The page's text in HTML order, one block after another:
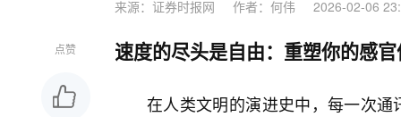
来源：证券时报网 作者：何伟 2026-02-06
点赞 速度的尽头是自由：重塑你的感
在人类文明的演进史中，每一次通